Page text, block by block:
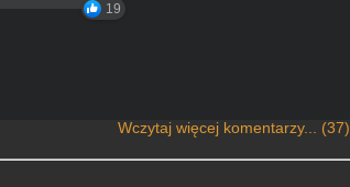
19
Wczytaj więcej komentarzy... (37)